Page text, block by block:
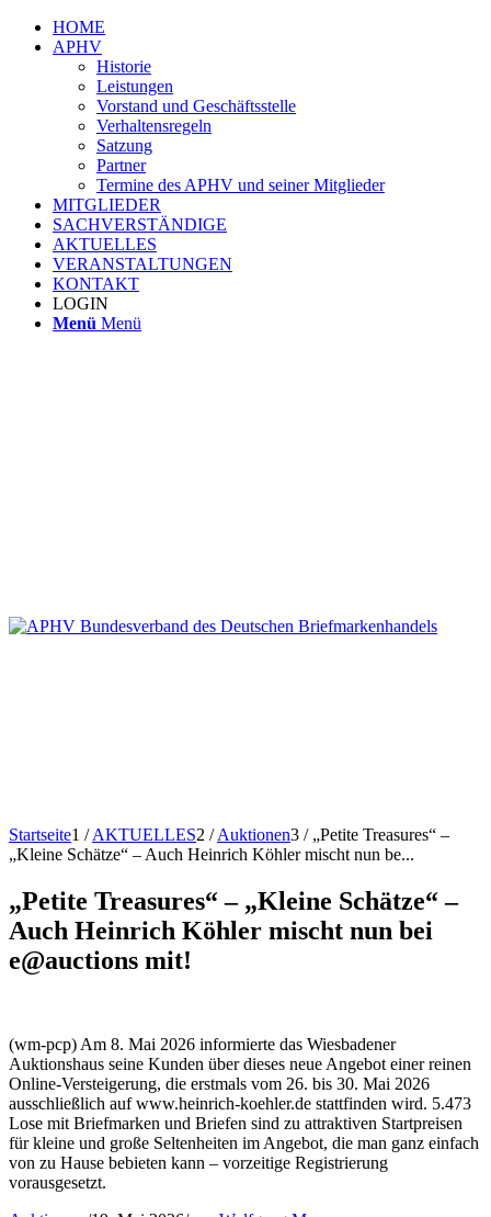
HOME
APHV
Historie
Leistungen
Vorstand und Geschäftsstelle
Verhaltensregeln
Satzung
Partner
Termine des APHV und seiner Mitglieder
MITGLIEDER
SACHVERSTÄNDIGE
AKTUELLES
VERANSTALTUNGEN
KONTAKT
LOGIN
Menü Menü
Startseite1 / AKTUELLES2 / Auktionen3 / „Petite Treasures“ –
„Kleine Schätze“ – Auch Heinrich Köhler mischt nun be...
„Petite Treasures“ – „Kleine Schätze“ –
Auch Heinrich Köhler mischt nun bei
e@auctions mit!
(wm-pcp) Am 8. Mai 2026 informierte das Wiesbadener
Auktionshaus seine Kunden über dieses neue Angebot einer reinen
Online-Versteigerung, die erstmals vom 26. bis 30. Mai 2026
ausschließlich auf www.heinrich-koehler.de stattfinden wird. 5.473
Lose mit Briefmarken und Briefen sind zu attraktiven Startpreisen
für kleine und große Seltenheiten im Angebot, die man ganz einfach
von zu Hause bebieten kann – vorzeitige Registrierung
vorausgesetzt.